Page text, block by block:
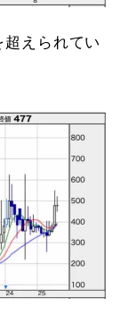
えられてい